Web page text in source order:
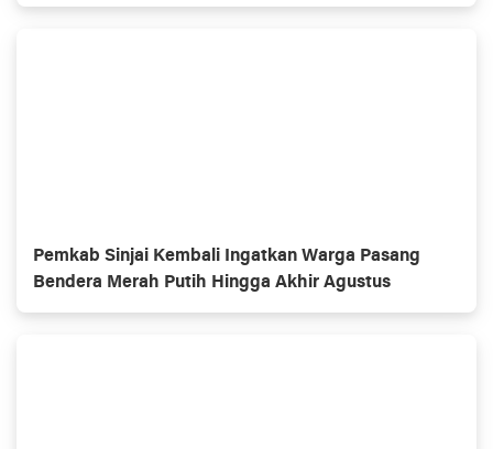
Pemkab Sinjai Kembali Ingatkan Warga Pasang
Bendera Merah Putih Hingga Akhir Agustus